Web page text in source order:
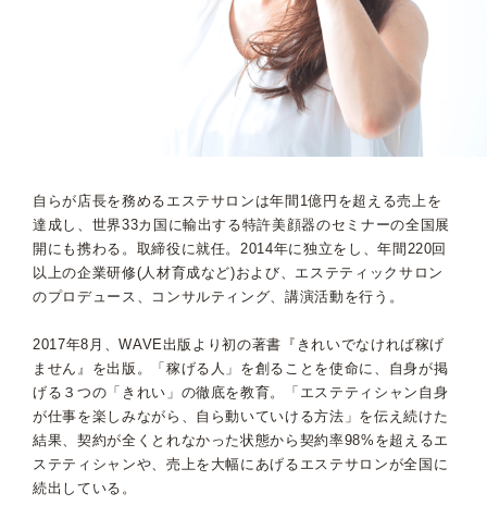
自らが店長を務めるエステサロンは年間1億円を超える売上を
達成し、世界33カ国に輸出する特許美顔器のセミナーの全国展
開にも携わる。取締役に就任。2014年に独立をし、年間220回
以上の企業研修(人材育成など)および、エステティックサロン
のプロデュース、コンサルティング、講演活動を行う。
2017年8月、WAVE出版より初の著書『きれいでなければ稼げ
ません』を出版。「稼げる人」を創ることを使命に、自身が掲
げる３つの「きれい」の徹底を教育。「エステティシャン自身
が仕事を楽しみながら、自ら動いていける方法」を伝え続けた
結果、契約が全くとれなかった状態から契約率98%を超えるエ
ステティシャンや、売上を大幅にあげるエステサロンが全国に
続出している。